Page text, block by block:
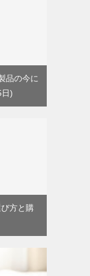
品の今に
方と購